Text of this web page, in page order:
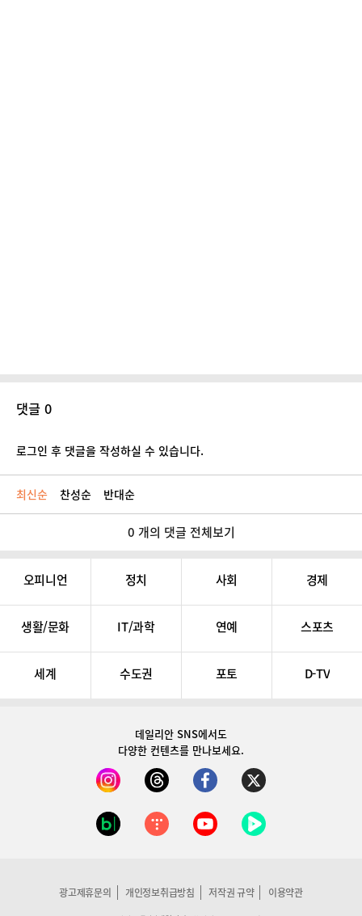
댓글 0
로그인 후 댓글을 작성하실 수 있습니다.
최신순 찬성순 반대순
0 개의 댓글 전체보기
오피니언 정치 사회 경제
생활/문화 IT/과학 연예 스포츠
세계 수도권 포토 D-TV
데일리안 SNS에서도
다양한 컨텐츠를 만나보세요.
광고제휴문의 개인정보취급방침 저작권 규약 이용약관